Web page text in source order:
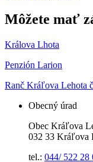
Môžete mať
Králova Lhota
Penzión Larion
Ranč Kráľova Lehota
Obecný úrad
Obec Kráľova
032 33 Kráľova
tel.: 044/ 522 28